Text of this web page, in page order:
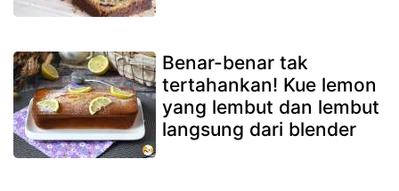
Benar-benar tak
tertahankan! Kue lemon
yang lembut dan lembut
langsung dari blender